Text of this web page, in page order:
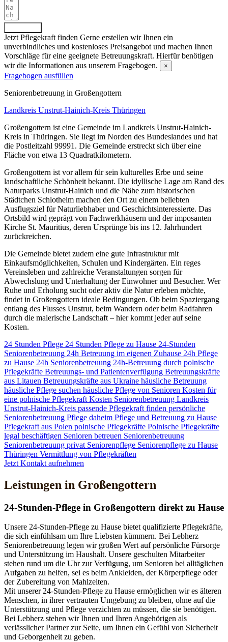
Jetzt Pflegekraft finden Gerne erstellen wir Ihnen ein
unverbindliches und kostenloses Preisangebot und machen Ihnen
Vorschläge für eine geeignete Betreuungskraft. Hierfür benötigen
wir die Informationen aus unserem Fragebogen.
×
Fragebogen ausfüllen
Senioren­betreuung in Großengottern
Landkreis Unstrut-Hainich-Kreis Thüringen
Großengottern ist eine Gemeinde im Landkreis Unstrut-Hainich-
Kreis in Thüringen. Sie liegt im Norden des Bundeslandes und hat
die Postleitzahl 99991. Die Gemeinde erstreckt sich über eine
Fläche von etwa 13 Quadratkilometern.
Großengottern ist vor allem für sein kulturelles Erbe und seine
landschaftliche Schönheit bekannt. Die idyllische Lage am Rand des
Naturparks Unstrut-Hainich und die Nähe zum historischen
Städtchen Schlotheim machen den Ort zu einem beliebten
Ausflugsziel für Naturliebhaber und Geschichtsinteressierte. Das
Ortsbild wird geprägt von Fachwerkhäusern und der imposanten
Kirche St. Mauritius, deren Ursprünge bis ins 12. Jahrhundert
zurückreichen.
Die Gemeinde bietet zudem eine gute Infrastruktur mit
Einkaufsmöglichkeiten, Schulen und Kindergärten. Ein reges
Vereinsleben und zahlreiche Veranstaltungen sorgen für
Abwechslung und Unterhaltung der Einwohner und Besucher. Wer
Ruhe und Erholung sucht oder aktiv die Natur erleben möchte,
findet in Großengottern ideale Bedingungen. Ob beim Spaziergang
entlang des Flusses Unstrut, beim Wandern oder beim Radfahren
durch die malerische Landschaft – hier kommt jeder auf seine
Kosten.
24 Stunden Pflege 24 Stunden Pflege zu Hause 24-Stunden
Seniorenbetreuung 24h Betreuung im eigenen Zuhause 24h Pflege
zu Hause 24h Seniorenbetreuung 24h-Betreuung durch polnische
Pflegekräfte Betreuungs- und Patientenverfügung Betreuungskräfte
aus Litauen Betreuungskräfte aus Ukraine häusliche Betreuung
häusliche Pflege suchen häusliche Pflege von Senioren Kosten für
eine polnische Pflegekraft Kosten Seniorenbetreuung Landkreis
Unstrut-Hainich-Kreis passende Pflegekraft finden persönliche
Seniorenbetreuung Pflege daheim Pflege und Betreuung zu Hause
Pflegekraft aus Polen polnische Pflegekräfte Polnische Pflegekräfte
legal beschäftigen Senioren betreuen Seniorenbetreuung
Seniorenbetreuung privat Seniorenpflege Seniorenpflege zu Hause
Thüringen Vermittlung von Pflegekräften
Jetzt Kontakt aufnehmen
Leistungen in Großengottern
24-Stunden-Pflege in Großengottern direkt zu Hause
Unsere 24-Stunden-Pflege zu Hause bietet qualifizierte Pflegekräfte,
die sich einfühlsam um Ihre Liebsten kümmern. Bei Lebherz
Seniorenbetreuung legen wir großen Wert auf persönliche Fürsorge
und Unterstützung im Haushalt. Unsere geschulten Mitarbeiter
stehen rund um die Uhr zur Verfügung, um Senioren bei alltäglichen
Aufgaben zu helfen, sei es beim Ankleiden, der Körperpflege oder
der Zubereitung von Mahlzeiten.
Mit unserer 24-Stunden-Pflege zu Hause ermöglichen wir es älteren
Menschen, in ihrer vertrauten Umgebung zu bleiben, ohne auf die
Unterstützung und Pflege verzichten zu müssen, die sie benötigen.
Bei Lebherz stehen wir Ihnen und Ihren Angehörigen als
verlässlicher Partner zur Seite, um Ihnen ein Gefühl von Sicherheit
und Geborgenheit zu geben.